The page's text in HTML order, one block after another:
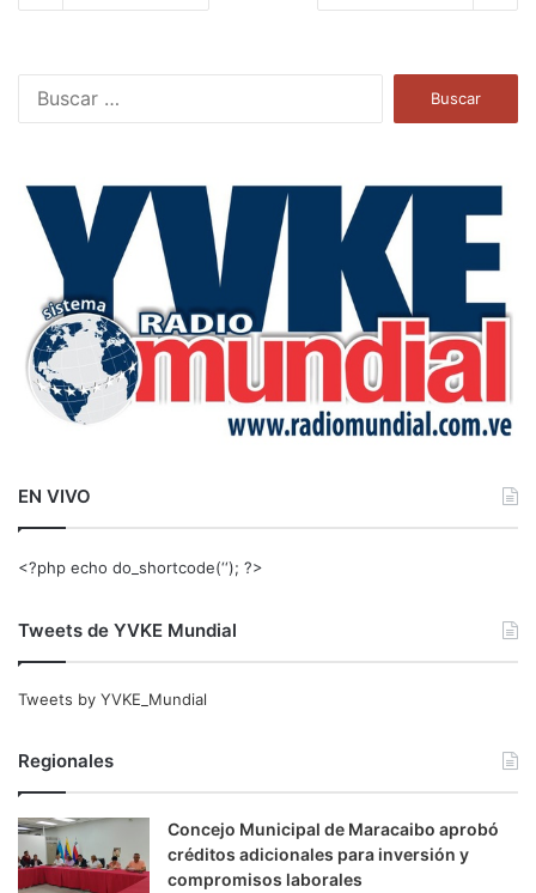
a
EN VIVO
<?php echo do_shortcode(‘‘); ?>
Tweets de YVKE Mundial
Tweets by YVKE_Mundial
Regionales
Concejo Municipal de Maracaibo aprobó
créditos adicionales para inversión y
compromisos laborales